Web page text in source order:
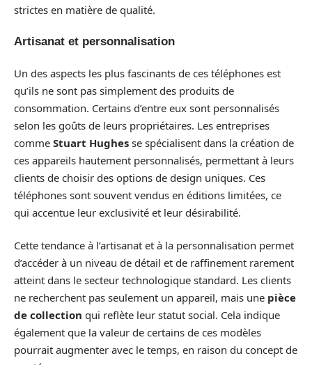
strictes en matière de qualité.
Artisanat et personnalisation
Un des aspects les plus fascinants de ces téléphones est
qu’ils ne sont pas simplement des produits de
consommation. Certains d’entre eux sont personnalisés
selon les goûts de leurs propriétaires. Les entreprises
comme Stuart Hughes se spécialisent dans la création de
ces appareils hautement personnalisés, permettant à leurs
clients de choisir des options de design uniques. Ces
téléphones sont souvent vendus en éditions limitées, ce
qui accentue leur exclusivité et leur désirabilité.
Cette tendance à l’artisanat et à la personnalisation permet
d’accéder à un niveau de détail et de raffinement rarement
atteint dans le secteur technologique standard. Les clients
ne recherchent pas seulement un appareil, mais une pièce
de collection qui reflète leur statut social. Cela indique
également que la valeur de certains de ces modèles
pourrait augmenter avec le temps, en raison du concept de